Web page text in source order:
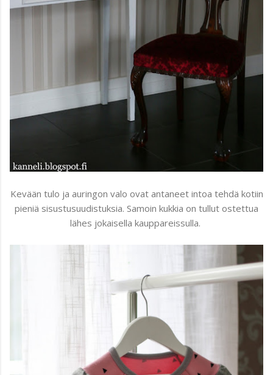
Kevään tulo ja auringon valo ovat antaneet intoa tehdä kotiin
pieniä sisustusuudistuksia. Samoin kukkia on tullut ostettua
lähes jokaisella kauppareissulla.